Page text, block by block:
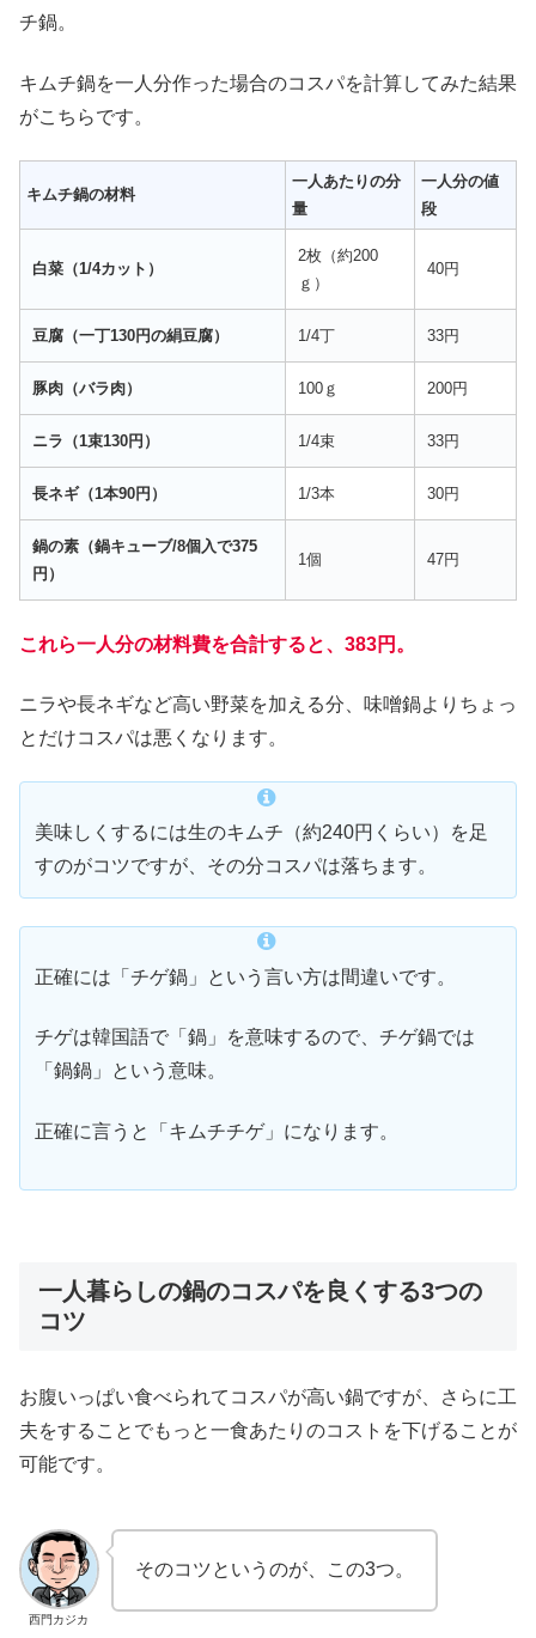
チ鍋。
キムチ鍋を一人分作った場合のコスパを計算してみた結果
がこちらです。
キムチ鍋の材料
一人あたりの分
量
一人分の値
段
白菜（1/4カット）
2枚（約200
ｇ）
40円
豆腐（一丁130円の絹豆腐） 1/4丁 33円
豚肉（バラ肉） 100ｇ 200円
ニラ（1束130円） 1/4束 33円
長ネギ（1本90円） 1/3本 30円
鍋の素（鍋キューブ/8個入で375
円）
1個 47円
これら一人分の材料費を合計すると、383円。
ニラや長ネギなど高い野菜を加える分、味噌鍋よりちょっ
とだけコスパは悪くなります。
美味しくするには生のキムチ（約240円くらい）を足
すのがコツですが、その分コスパは落ちます。
正確には「チゲ鍋」という言い方は間違いです。
チゲは韓国語で「鍋」を意味するので、チゲ鍋では
「鍋鍋」という意味。
正確に言うと「キムチチゲ」になります。
一人暮らしの鍋のコスパを良くする3つの
コツ
お腹いっぱい食べられてコスパが高い鍋ですが、さらに工
夫をすることでもっと一食あたりのコストを下げることが
可能です。
西門カジカ
そのコツというのが、この3つ。